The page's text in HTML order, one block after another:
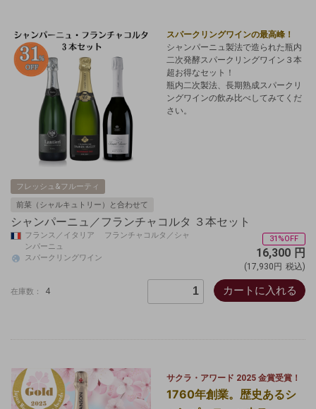
スパークリングワインの最高峰！
シャンパーニュ製法で造られた瓶内
二次発酵スパークリングワイン３本
超お得なセット！
瓶内二次製法、長期熟成スパークリ
ングワインの飲み比べしてみてくだ
さい。
フレッシュ&フルーティ
前菜（シャルキュトリー）と合わせて
シャンパーニュ／フランチャコルタ ３本セット
フランス／イタリア フランチャコルタ／シャ
ンパーニュ
スパークリングワイン
31%OFF
16,300 円
(17,930円 税込)
在庫数： 4 カートに入れる
サクラ・アワード 2025 金賞受賞！
1760年創業。歴史あるシ